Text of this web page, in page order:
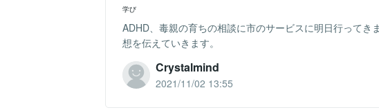
学び
ADHD、毒親の育ちの相談に市のサービスに明日行って
想を伝えていきます。
Crystalmind
2021/11/02 13:55